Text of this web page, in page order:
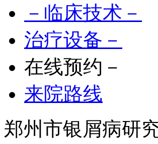
－临床技术－
治疗设备－
在线预约－
来院路线
郑州市银屑病研